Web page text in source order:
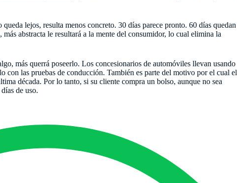
queda lejos, resulta menos concreto. 30 días parece pronto. 60 días quedan
abstracta le resultará a la mente del consumidor, lo cual elimina la
más querrá poseerlo. Los concesionarios de automóviles llevan usando
con las pruebas de conducción. También es parte del motivo por el cual el
década. Por lo tanto, si su cliente compra un bolso, aunque no sea
de uso.